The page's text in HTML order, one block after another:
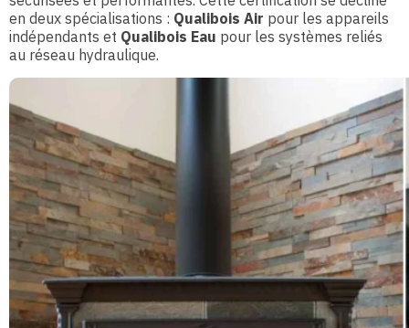
en deux spécialisations : Qualibois Air pour les appareils
indépendants et Qualibois Eau pour les systèmes reliés
au réseau hydraulique.